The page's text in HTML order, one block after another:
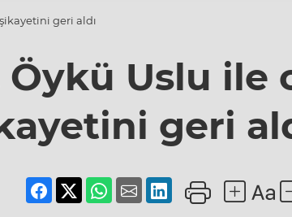
geri aldı
Uslu ile
geri